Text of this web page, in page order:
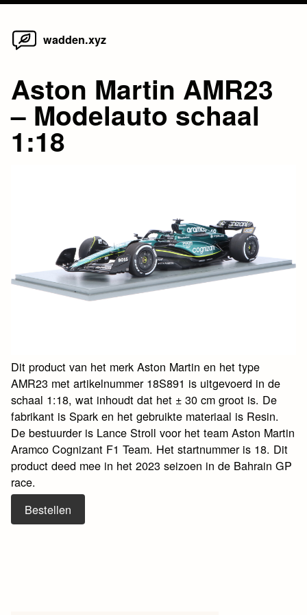
Skip
wadden.xyz
Aston Martin AMR23
– Modelauto schaal
1:18
Dit product van het merk Aston Martin en het type
AMR23 met artikelnummer 18S891 is uitgevoerd in de
schaal 1:18, wat inhoudt dat het ± 30 cm groot is. De
fabrikant is Spark en het gebruikte materiaal is Resin.
De bestuurder is Lance Stroll voor het team Aston Martin
Aramco Cognizant F1 Team. Het startnummer is 18. Dit
product deed mee in het 2023 seizoen in de Bahrain GP
race.
Bestellen